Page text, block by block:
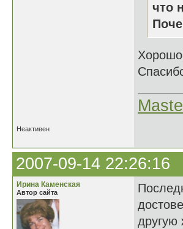
что
Неактивен
2007-09-14 22:26:16
Ирина Каменская
Автор сайта
другую